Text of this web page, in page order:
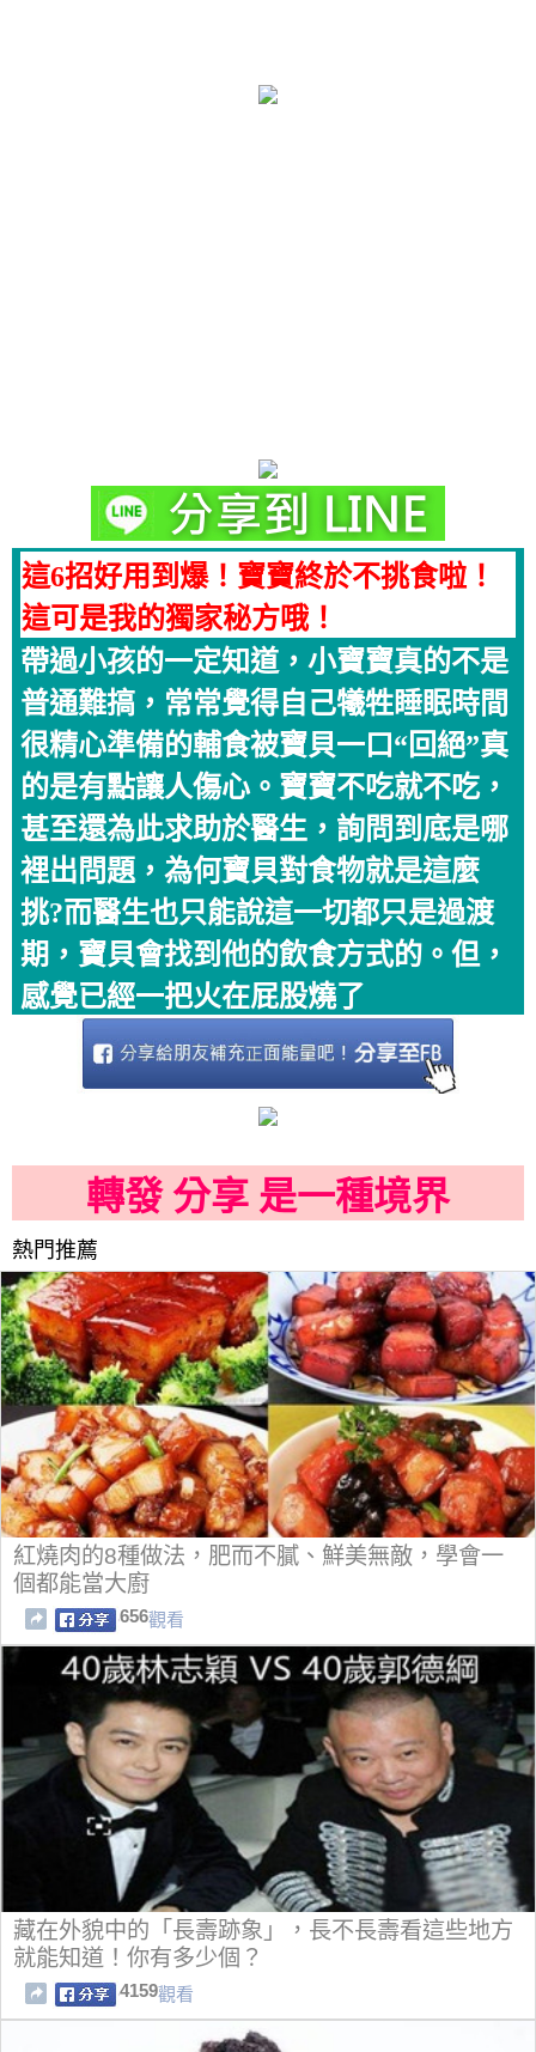
這6招好用到爆！寶寶終於不挑食啦！
這可是我的獨家秘方哦！
帶過小孩的一定知道，小寶寶真的不是
普通難搞，常常覺得自己犧牲睡眠時間
很精心準備的輔食被寶貝一口“回絕”真
的是有點讓人傷心。寶寶不吃就不吃，
甚至還為此求助於醫生，詢問到底是哪
裡出問題，為何寶貝對食物就是這麼
挑?而醫生也只能說這一切都只是過渡
期，寶貝會找到他的飲食方式的。但，
感覺已經一把火在屁股燒了
轉發 分享 是一種境界
熱門推薦
紅燒肉的8種做法，肥而不膩、鮮美無敵，學會一
個都能當大廚
656觀看
藏在外貌中的「長壽跡象」，長不長壽看這些地方
就能知道！你有多少個？
4159觀看